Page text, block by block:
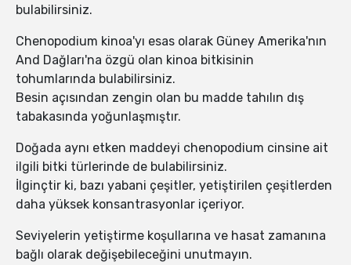
bulabilirsiniz.
Chenopodium kinoa'yı esas olarak Güney Amerika'nın
And Dağları'na özgü olan kinoa bitkisinin
tohumlarında bulabilirsiniz.
Besin açısından zengin olan bu madde tahılın dış
tabakasında yoğunlaşmıştır.
Doğada aynı etken maddeyi chenopodium cinsine ait
ilgili bitki türlerinde de bulabilirsiniz.
İlginçtir ki, bazı yabani çeşitler, yetiştirilen çeşitlerden
daha yüksek konsantrasyonlar içeriyor.
Seviyelerin yetiştirme koşullarına ve hasat zamanına
bağlı olarak değişebileceğini unutmayın.